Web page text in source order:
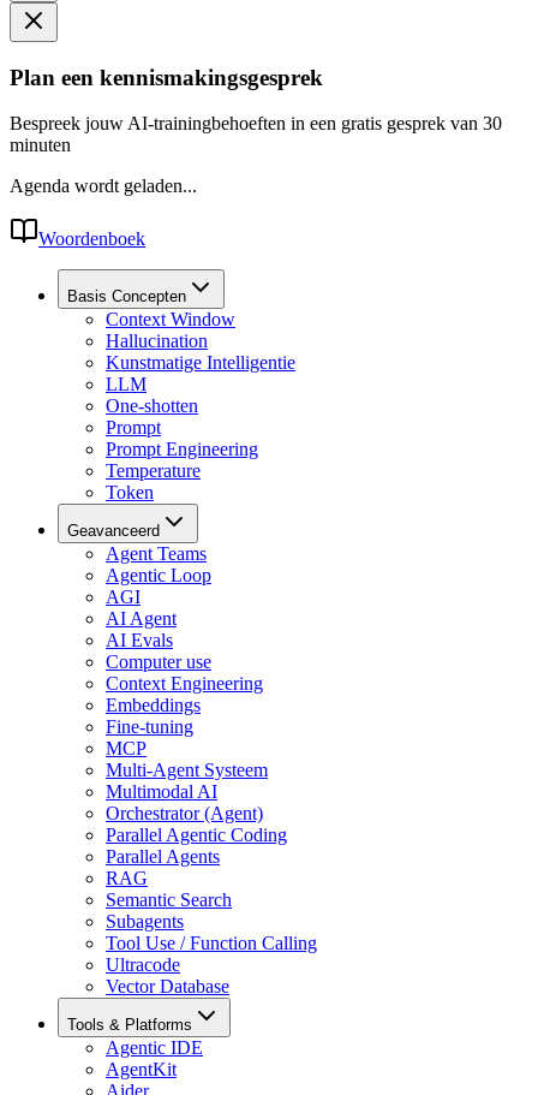
Plan een kennismakingsgesprek
Bespreek jouw AI-trainingbehoeften in een gratis gesprek van 30
minuten
Agenda wordt geladen...
Woordenboek
Basis Concepten
Context Window
Hallucination
Kunstmatige Intelligentie
LLM
One-shotten
Prompt
Prompt Engineering
Temperature
Token
Geavanceerd
Agent Teams
Agentic Loop
AGI
AI Agent
AI Evals
Computer use
Context Engineering
Embeddings
Fine-tuning
MCP
Multi-Agent Systeem
Multimodal AI
Orchestrator (Agent)
Parallel Agentic Coding
Parallel Agents
RAG
Semantic Search
Subagents
Tool Use / Function Calling
Ultracode
Vector Database
Tools & Platforms
Agentic IDE
AgentKit